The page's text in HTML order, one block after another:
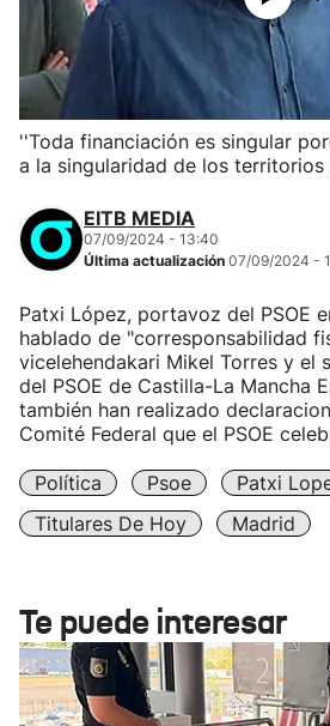
''Toda financiación es singular
a la singularidad de los
EITB MEDIA
07/09/2024 - 13:40
Última actualización 07/09/2024 -
Patxi López, portavoz del PSOE
hablado de "corresponsabilidad
vicelehendakari Mikel Torres y el
del PSOE de Castilla-La Mancha
también han realizado
Comité Federal que el PSOE
Política Psoe
Patxi
Titulares De Hoy
Madrid
Te puede interesar